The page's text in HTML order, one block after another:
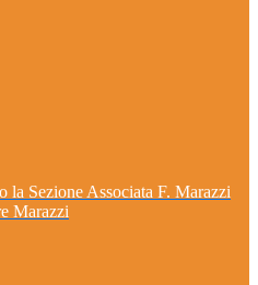
la Sezione Associata F. Marazzi
Marazzi